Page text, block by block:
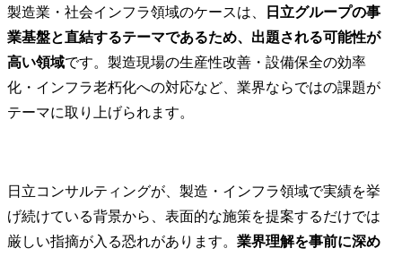
製造業・社会インフラ領域のケースは、
日立グループの事
業基盤と直結するテーマであるため、出題される可能性が
高い領域です。製造現場の生産性改善・設備保全の効率
化・インフラ老朽化への対応など、業界ならではの課題が
テーマに取り上げられます。
日立コンサルティングが、製造・インフラ領域で実績を挙
げ続けている背景から、表面的な施策を提案するだけでは
厳しい指摘が入る恐れがあります。 業界理解を事前に深め